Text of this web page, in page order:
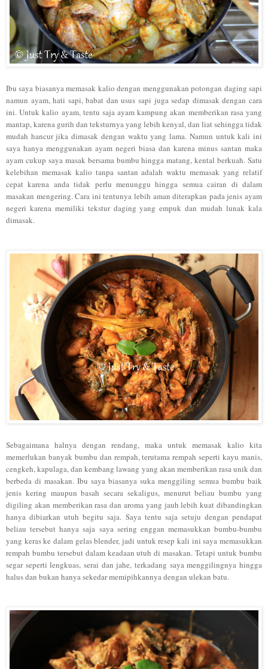
Ibu saya biasanya memasak kalio dengan menggunakan potongan daging sapi
namun ayam, hati sapi, babat dan usus sapi juga sedap dimasak dengan cara
ini. Untuk kalio ayam, tentu saja ayam kampung akan memberikan rasa yang
mantap, karena gurih dan teksturnya yang lebih kenyal, dan liat sehingga tidak
mudah hancur jika dimasak dengan waktu yang lama. Namun untuk kali ini
saya hanya menggunakan ayam negeri biasa dan karena minus santan maka
ayam cukup saya masak bersama bumbu hingga matang, kental berkuah. Satu
kelebihan memasak kalio tanpa santan adalah waktu memasak yang relatif
cepat karena anda tidak perlu menunggu hingga semua cairan di dalam
masakan mengering. Cara ini tentunya lebih aman diterapkan pada jenis ayam
negeri karena memiliki tekstur daging yang empuk dan mudah lunak kala
dimasak.
Sebagaimana halnya dengan rendang, maka untuk memasak kalio kita
memerlukan banyak bumbu dan rempah, terutama rempah seperti kayu manis,
cengkeh, kapulaga, dan kembang lawang yang akan memberikan rasa unik dan
berbeda di masakan. Ibu saya biasanya suka menggiling semua bumbu baik
jenis kering maupun basah secara sekaligus, menurut beliau bumbu yang
digiling akan memberikan rasa dan aroma yang jauh lebih kuat dibandingkan
hanya dibiarkan utuh begitu saja. Saya tentu saja setuju dengan pendapat
beliau tersebut hanya saja saya sering enggan memasukkan bumbu-bumbu
yang keras ke dalam gelas blender, jadi untuk resep kali ini saya memasukkan
rempah bumbu tersebut dalam keadaan utuh di masakan. Tetapi untuk bumbu
segar seperti lengkuas, serai dan jahe, terkadang saya menggilingnya hingga
halus dan bukan hanya sekedar memipihkannya dengan ulekan batu.